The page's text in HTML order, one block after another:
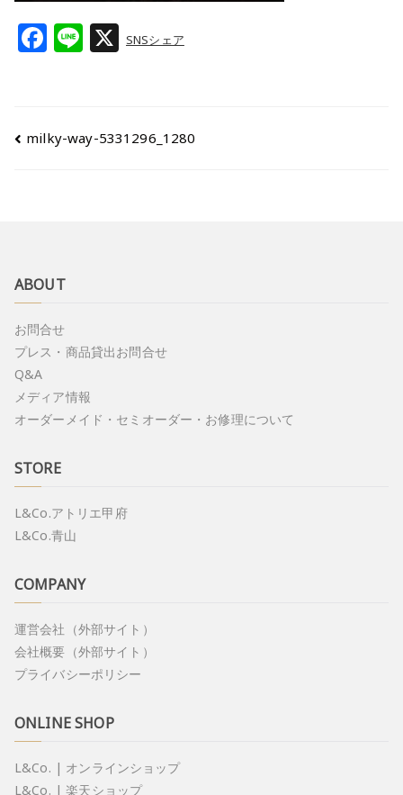
F
e
b
Li X
SNSシェア
milky-way-5331296_1280
ABOUT
お問合せ
プレス・商品貸出お問合せ
Q&A
メディア情報
オーダーメイド・セミオーダー・お修理について
STORE
L&Co.アトリエ甲府
L&Co.青山
COMPANY
運営会社（外部サイト）
会社概要（外部サイト）
プライバシーポリシー
ONLINE SHOP
L&Co. | オンラインショップ
L&Co. | 楽天ショップ